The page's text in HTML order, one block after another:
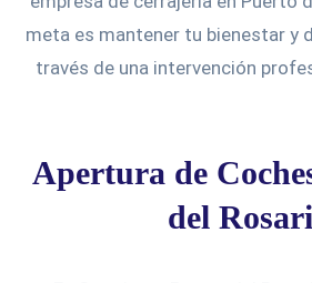
meta es mantener tu bienestar y
través de una intervención
Apertura de
del